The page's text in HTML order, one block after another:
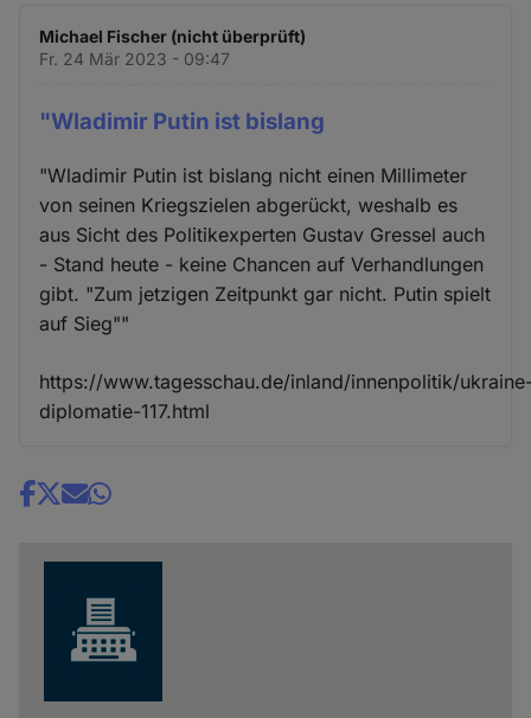
Michael Fischer (nicht überprüft)
Fr. 24 Mär 2023 - 09:47
"Wladimir Putin ist bislang
"Wladimir Putin ist bislang nicht einen Millimeter
von seinen Kriegszielen abgerückt, weshalb es
aus Sicht des Politikexperten Gustav Gressel auch
- Stand heute - keine Chancen auf Verhandlungen
gibt. "Zum jetzigen Zeitpunkt gar nicht. Putin spielt
auf Sieg""
https://www.tagesschau.de/inland/innenpolitik/
diplomatie-117.html
Share